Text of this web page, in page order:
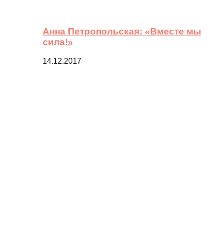
Анна Петропольская: «Вместе мы
сила!»
14.12.2017